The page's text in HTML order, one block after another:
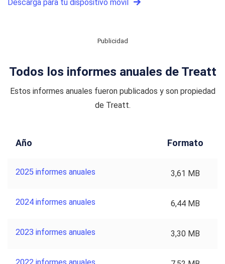
Descarga para tu dispositivo móvil
Publicidad
Todos los informes anuales de Treatt
Estos informes anuales fueron publicados y son propiedad
de Treatt.
Año Formato
2025 informes anuales 3,61 MB
2024 informes anuales 6,44 MB
2023 informes anuales 3,30 MB